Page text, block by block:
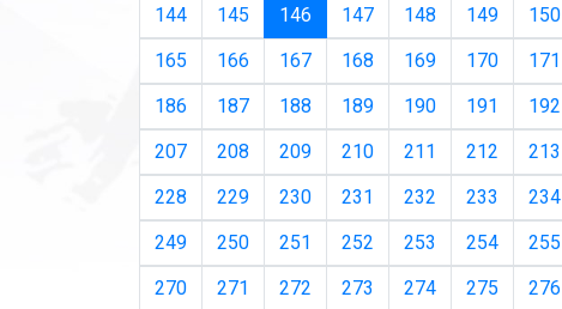
144
145 146 (current)
147 148 149 150
165
166 167 168 169 170 171
186
187 188 189 190 191 192
207
208 209 210 211 212 213
228
229 230 231 232 233 234
249
250 251 252 253 254 255
270
271 272 273 274 275 276